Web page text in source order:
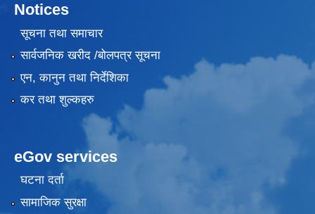
Notices
सूचना तथा समाचार
सार्वजनिक खरीद /बोलपत्र सूचना
एन, कानुन तथा निर्देशिका
कर तथा शुल्कहरु
eGov services
घटना दर्ता
सामाजिक सुरक्षा